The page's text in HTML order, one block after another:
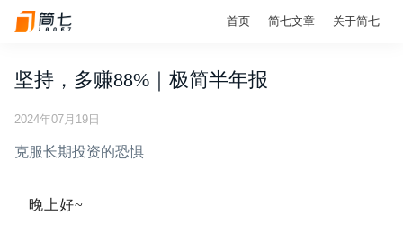
首页 简七文章 关于简七
坚持，多赚88%｜极简半年报
2024年07月19日
克服长期投资的恐惧
晚上好~